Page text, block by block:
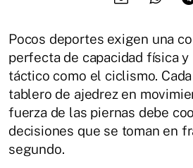
Pocos deportes exigen una
perfecta de capacidad física
táctico como el ciclismo.
tablero de ajedrez en
fuerza de las piernas debe
decisiones que se toman en
segundo.